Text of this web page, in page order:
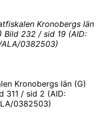
Kronobergs län
Bild 232 / sid 19 (AID:
0382503)
Kronobergs län (G)
311 / sid 2 (AID:
0382503)